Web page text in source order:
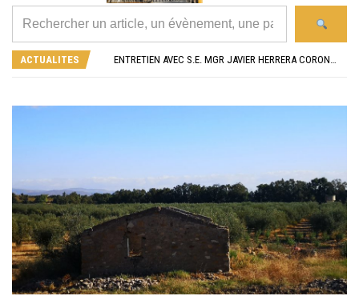
ACTUALITES
L’ÉCOLE JEANNE D’ARC CÉLÈBRE SES NOUVEAUX BACHELIERS : UNE TRADITION QUI RASSEMBLE
ENTRETIEN AVEC S.E. MGR JAVIER HERRERA CORONA, NONCE APOSTOLIQUE EN ALGÉRIE ET EN TUNISIE